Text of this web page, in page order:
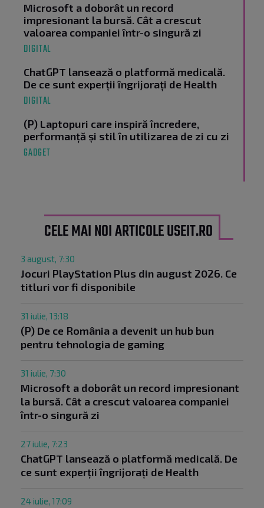
Microsoft a doborât un record
impresionant la bursă. Cât a crescut
valoarea companiei într-o singură zi
DIGITAL
ChatGPT lansează o platformă medicală.
De ce sunt experții îngrijorați de Health
DIGITAL
(P) Laptopuri care inspiră încredere,
performanță și stil în utilizarea de zi cu zi
GADGET
CELE MAI NOI ARTICOLE USEIT.RO
3 august, 7:30
Jocuri PlayStation Plus din august 2026. Ce
titluri vor fi disponibile
31 iulie, 13:18
(P) De ce România a devenit un hub bun
pentru tehnologia de gaming
31 iulie, 7:30
Microsoft a doborât un record impresionant
la bursă. Cât a crescut valoarea companiei
într-o singură zi
27 iulie, 7:23
ChatGPT lansează o platformă medicală. De
ce sunt experții îngrijorați de Health
24 iulie, 17:09